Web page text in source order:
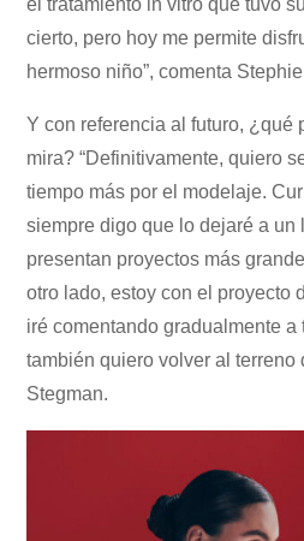
el tratamiento in vitro que tuvo
cierto, pero hoy me permite
hermoso niño”, comenta
Y con referencia al futuro, ¿qué
mira? “Definitivamente, quiero
tiempo más por el modelaje.
siempre digo que lo dejaré a un
presentan proyectos más
otro lado, estoy con el proyecto
iré comentando gradualmente a
también quiero volver al terreno
Stegman.